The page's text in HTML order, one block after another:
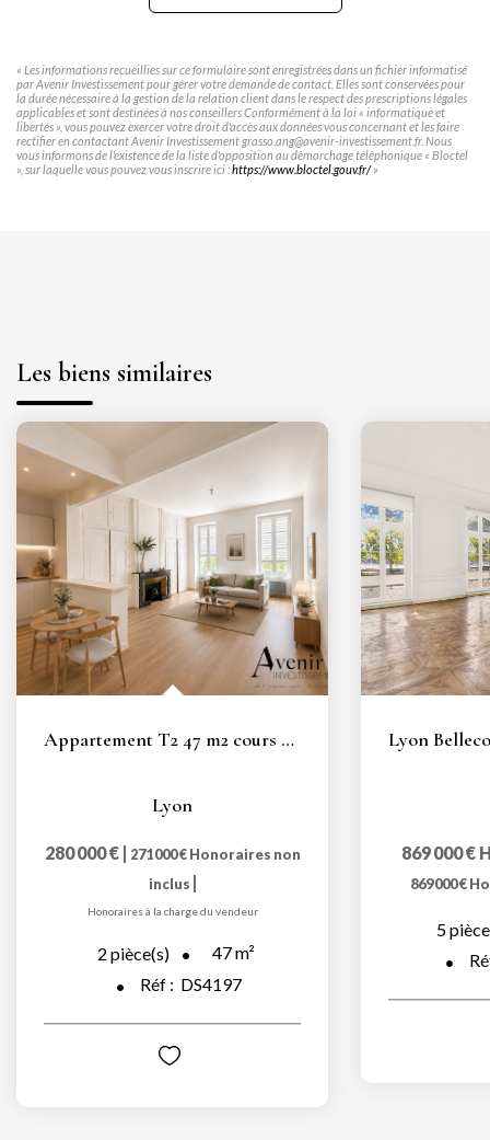
« Les informations recueillies sur ce formulaire sont enregistrées dans un fichier informatisé
par Avenir Investissement pour gérer votre demande de contact. Elles sont conservées pour
la durée nécessaire à la gestion de la relation client dans le respect des prescriptions légales
applicables et sont destinées à nos conseillers Conformément à la loi « informatique et
libertés », vous pouvez exercer votre droit d'accès aux données vous concernant et les faire
rectifier en contactant Avenir Investissement grasso.ang@avenir-investissement.fr. Nous
vous informons de l'existence de la liste d'opposition au démarchage téléphonique « Bloctel
», sur laquelle vous pouvez vous inscrire ici :https://www.bloctel.gouv.fr/»
Les biens similaires
Appartement T2 47 m2 cours Franklin Roosevelt Lyon 6ème
Lyon
280 000 € | 271 000 € Honoraires non
inclus |
Honoraires à la charge du vendeur
2 pièce(s) 47m²
Réf : DS4197
869 000 €
869 000 €
5